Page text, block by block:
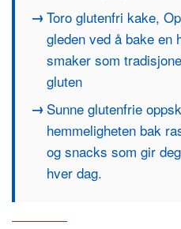
Toro glutenfri kake,
gleden ved å bake en
smaker som
gluten
Sunne glutenfrie
hemmeligheten bak
og snacks som gir
hver dag.